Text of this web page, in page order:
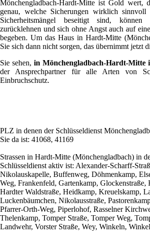
Mönchengladbach-Hardt-Mitte ist Gold wert,
genau, welche Sicherungen wirklich
Sicherheitsmängel beseitigt sind,
zurücklehnen und sich ohne Angst auch auf
begeben. Um das Haus in Hardt-Mitte
Sie sich dann nicht sorgen, das übernimmt jetzt
Sie sehen, in Mönchengladbach-Hardt-Mitte
der Ansprechpartner für alle Arten von
Einbruchschutz.
PLZ in denen der Schlüsseldienst
Sie da ist: 41068, 41169
Strassen in Hardt-Mitte (Mönchengladbach) in
Schlüsseldienst aktiv ist: Alexander-Scharff-
Nikolauskapelle, Buffenweg, Döhmenkamp,
Weg, Frankenfeld, Gartenkamp, Glockenstraße,
Hardter Waldstraße, Heidkamp, Kreuelskamp,
Luckenbäumchen, Nikolausstraße,
Pfarrer-Orth-Weg, Piperlohof, Rasselner
Thelenkamp, Tomper Straße, Tomper Weg,
Landwehr, Vorster Straße, Wey, Winkeln,